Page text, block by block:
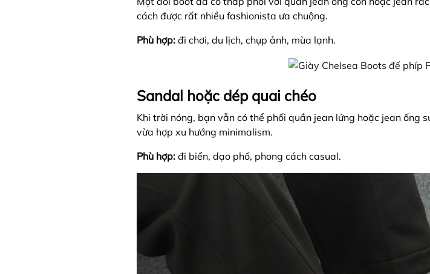
cách được rất nhiều fashionista ưa chuộng.
Phù hợp: đi chơi, du lịch, chụp ảnh, mùa lạnh.
Sandal hoặc dép quai chéo
Khi trời nóng, bạn vẫn có thể phối quần jean lửng hoặc jean ống
vừa hợp xu hướng minimalism.
Phù hợp: đi biển, dạo phố, phong cách casual.